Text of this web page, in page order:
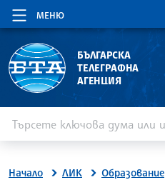
МЕНЮ
БЪЛГАРСКА
ТЕЛЕГРАФНА
АГЕНЦИЯ
Начало ЛИК Образование